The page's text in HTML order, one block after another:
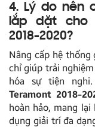
4. Lý do nên
lắp đặt cho
2018-2020?
Nâng cấp hệ
chỉ giúp trải
hóa sự tiện nghi.
Teramont 2018-
hoàn hảo, mang
dụng giải trí đa